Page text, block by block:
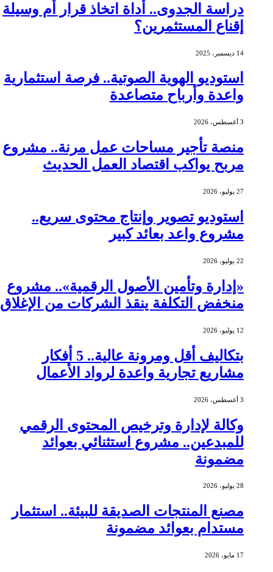
دراسة الجدوى.. أداة اتخاذ قرار أم وسيلة
إقناع المستثمرين؟
14 ديسمبر، 2025
استوديو الهوية الصوتية.. فرصة استثمارية
واعدة وأرباح متصاعدة
3 أغسطس، 2026
منصة تأجير مساحات عمل مرنة.. مشروع
مربح يواكب اقتصاد العمل الحديث
27 يوليو، 2026
استوديو تصوير وإنتاج محتوى سريع..
مشروع واعد بعائد كبير
22 يوليو، 2026
«إدارة وتأمين الأصول الرقمية».. مشروع
منخفض التكلفة ينقذ الشركات من الإغلاق
12 يوليو، 2026
بتكاليف أقل ومرونة عالية.. 5 أفكار
مشاريع تجارية واعدة لرواد الأعمال
3 أغسطس، 2026
وكالة لإدارة وترخيص المحتوى الرقمي
للمبدعين.. مشروع استثنائي بعوائد
مضمونة
28 يوليو، 2026
مصنع المنتجات الصديقة للبيئة.. استثمار
مستدام بعوائد مضمونة
17 مايو، 2026